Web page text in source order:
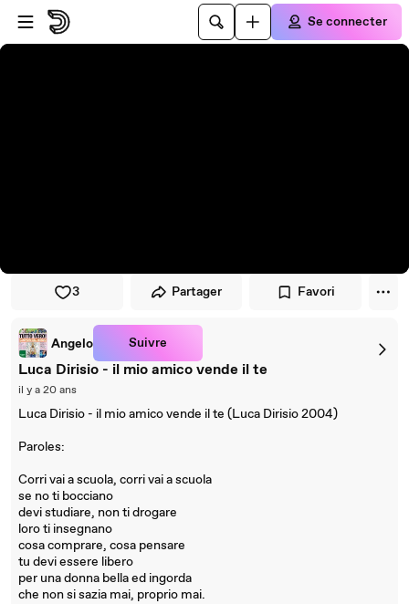
Passer au player
Passer au contenu principal
Se connecter
3 Partager Favori
Angelo Suivre
Luca Dirisio - il mio amico vende il te
il y a 20 ans
Luca Dirisio - il mio amico vende il te (Luca Dirisio 2004)
Paroles:
Corri vai a scuola, corri vai a scuola
se no ti bocciano
devi studiare, non ti drogare
loro ti insegnano
cosa comprare, cosa pensare
tu devi essere libero
per una donna bella ed ingorda
che non si sazia mai, proprio mai.